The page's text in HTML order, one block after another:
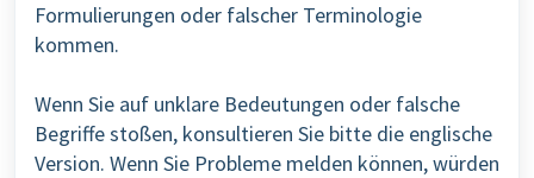
Formulierungen oder falscher Terminologie
kommen.
Wenn Sie auf unklare Bedeutungen oder falsche
Begriffe stoßen, konsultieren Sie bitte die englische
Version. Wenn Sie Probleme melden können, würden